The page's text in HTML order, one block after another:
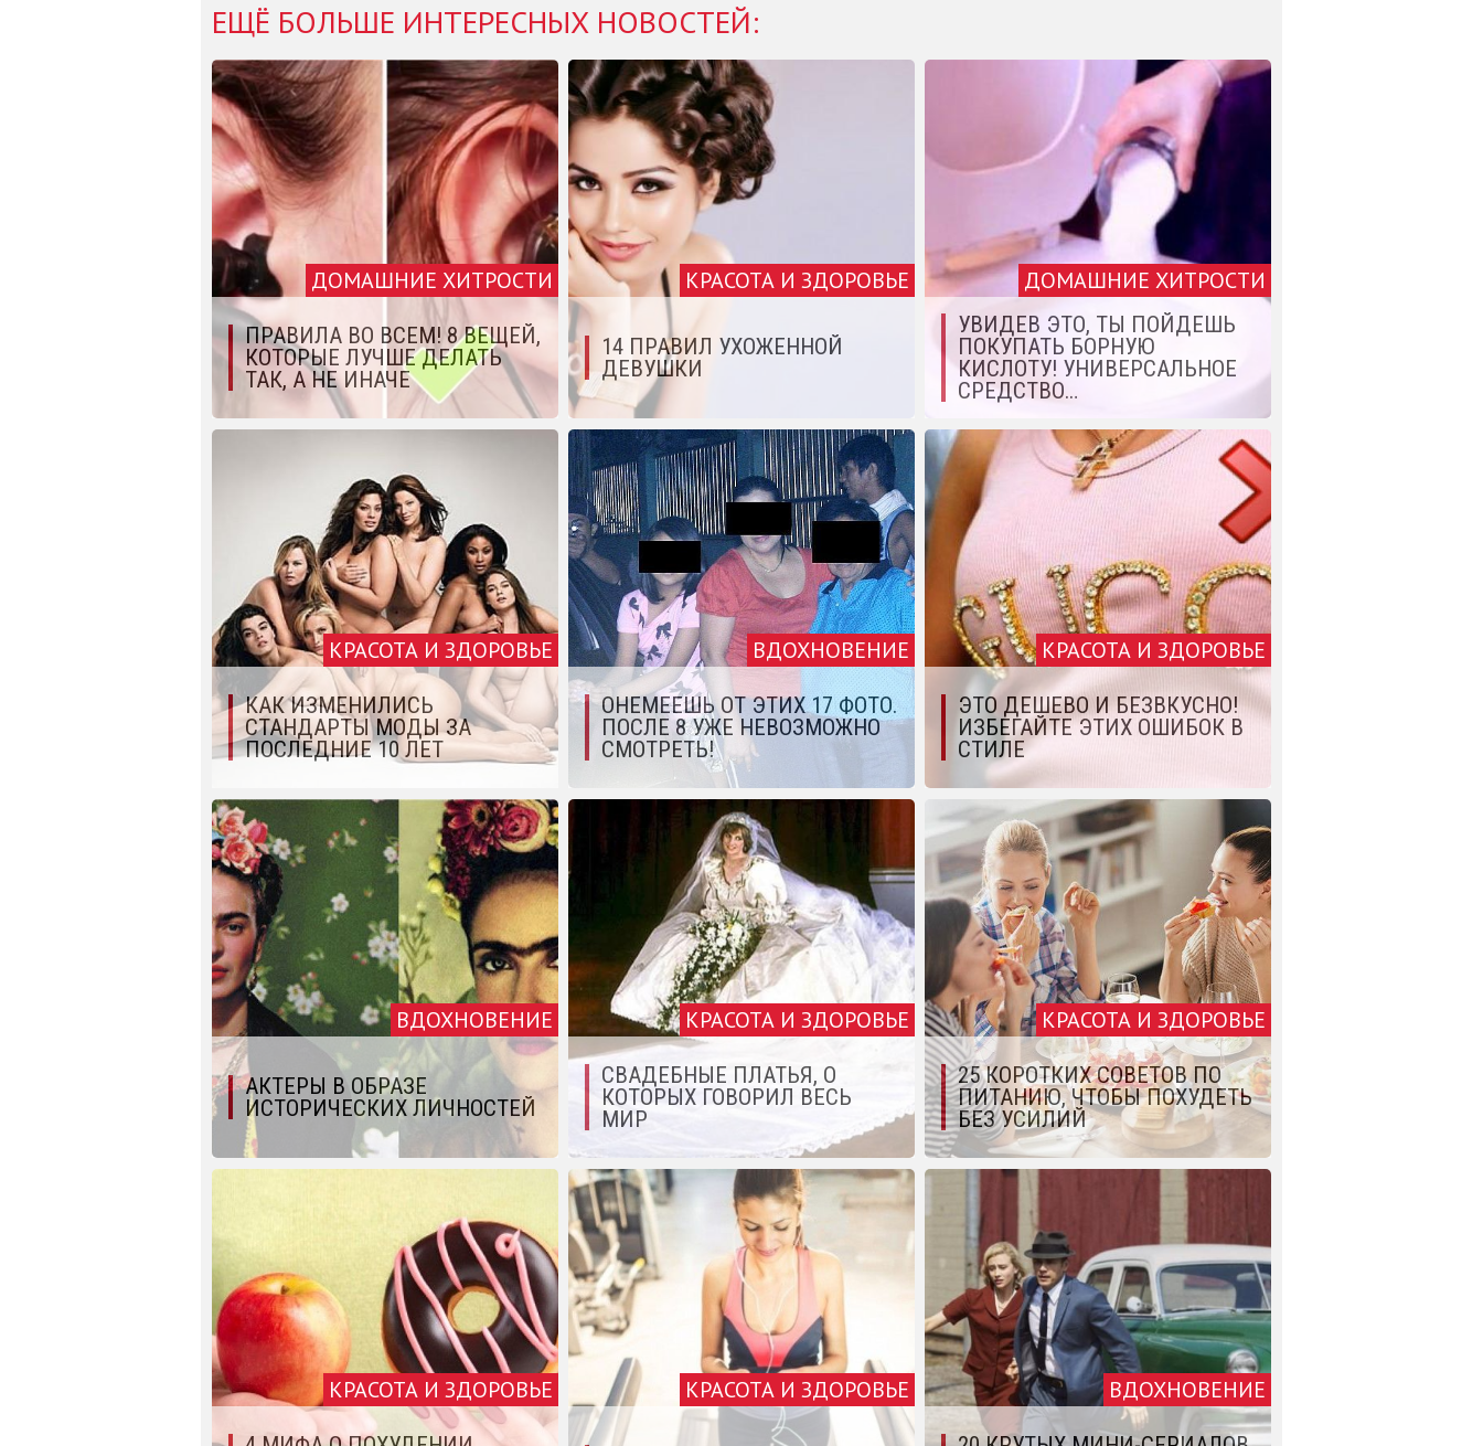
ЕЩЁ БОЛЬШЕ ИНТЕРЕСНЫХ НОВОСТЕЙ:
ДОМАШНИЕ ХИТРОСТИ
ПРАВИЛА ВО ВСЕМ! 8 ВЕЩЕЙ,
КОТОРЫЕ ЛУЧШЕ ДЕЛАТЬ
ТАК, А НЕ ИНАЧЕ
КРАСОТА И ЗДОРОВЬЕ
14 ПРАВИЛ УХОЖЕННОЙ
ДЕВУШКИ
ДОМАШНИЕ ХИТРОСТИ
УВИДЕВ ЭТО, ТЫ ПОЙДЕШЬ
ПОКУПАТЬ БОРНУЮ
КИСЛОТУ! УНИВЕРСАЛЬНОЕ
СРЕДСТВО…
КРАСОТА И ЗДОРОВЬЕ
КАК ИЗМЕНИЛИСЬ
СТАНДАРТЫ МОДЫ ЗА
ПОСЛЕДНИЕ 10 ЛЕТ
ВДОХНОВЕНИЕ
ОНЕМЕЕШЬ ОТ ЭТИХ 17 ФОТО.
ПОСЛЕ 8 УЖЕ НЕВОЗМОЖНО
СМОТРЕТЬ!
КРАСОТА И ЗДОРОВЬЕ
ЭТО ДЕШЕВО И БЕЗВКУСНО!
ИЗБЕГАЙТЕ ЭТИХ ОШИБОК В
СТИЛЕ
ВДОХНОВЕНИЕ
АКТЕРЫ В ОБРАЗЕ
ИСТОРИЧЕСКИХ ЛИЧНОСТЕЙ
КРАСОТА И ЗДОРОВЬЕ
СВАДЕБНЫЕ ПЛАТЬЯ, О
КОТОРЫХ ГОВОРИЛ ВЕСЬ
МИР
КРАСОТА И ЗДОРОВЬЕ
25 КОРОТКИХ СОВЕТОВ ПО
ПИТАНИЮ, ЧТОБЫ ПОХУДЕТЬ
БЕЗ УСИЛИЙ
КРАСОТА И ЗДОРОВЬЕ КРАСОТА И ЗДОРОВЬЕ ВДОХНОВЕНИЕ